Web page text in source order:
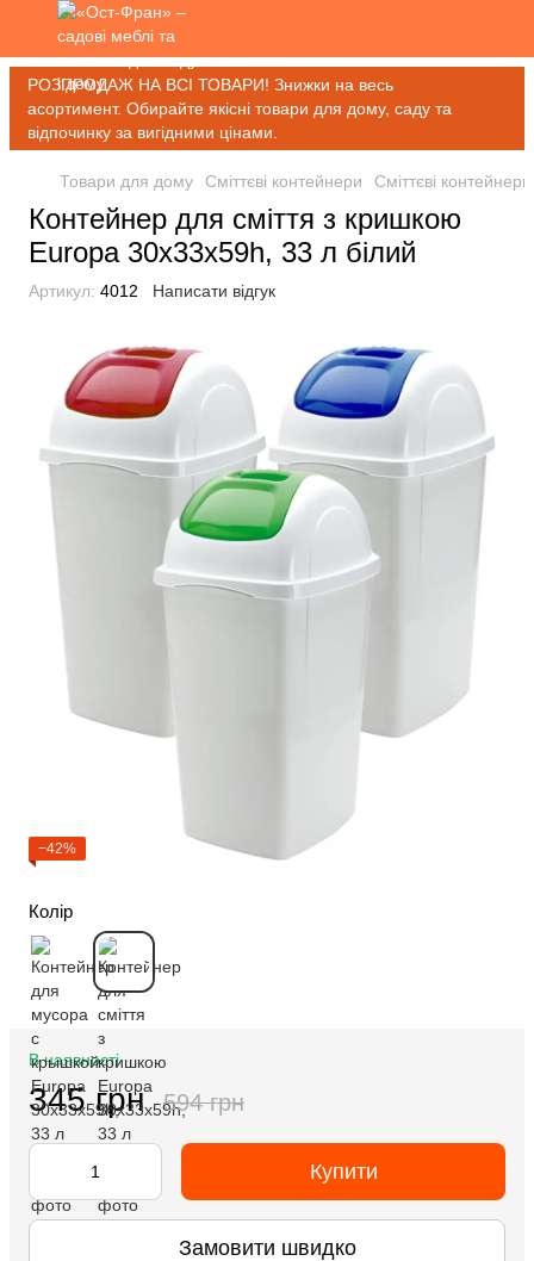
РОЗПРОДАЖ НА ВСІ ТОВАРИ! Знижки на весь
асортимент. Обирайте якісні товари для дому, саду та
відпочинку за вигідними цінами.
Товари для дому Сміттєві контейнери Сміттєві
Контейнер для сміття з кришкою
Europa 30x33x59h, 33 л білий
Артикул: 4012 Написати відгук
−42%
Колір
В наявності
345 грн 594 грн
Купити
Замовити швидко